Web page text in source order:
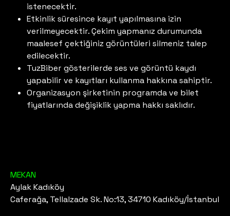
istenecektir.
Etkinlik süresince kayıt yapılmasına izin
verilmeyecektir. Çekim yapmanız durumunda
maalesef çektiğiniz görüntüleri silmeniz talep
edilecektir.
TuzBiber gösterilerde ses ve görüntü kaydı
yapabilir ve kayıtları kullanma hakkına sahiptir.
Organizasyon şirketinin programda ve bilet
fiyatlarında değişiklik yapma hakkı saklıdır.
MEKAN
Aylak Kadıköy
Caferağa, Tellalzade Sk. No:13, 34710 Kadıköy/İstanbul